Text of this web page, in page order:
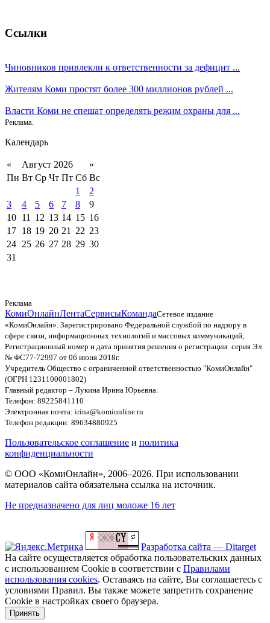
Ссылки
Чиновников привлекли к ответственности за дефицит ...
Жителям Коми простят более 300 миллионов рублей ...
Власти Коми не спешат определять режим охраны для ...
Реклама.
Календарь
« Август 2026
»
Пн Вт Ср Чт Пт Сб Вс
1
2
3
4 5 6 7 8
9
10 11 12 13 14 15 16
17 18 19 20 21 22 23
24 25 26 27 28 29 30
31
Реклама
КомиОнлайнЛентаСервисыКомандаСетевое издание
«КомиОнлайн». Зарегистрировано Федеральной службой по надзору в
сфере связи, информационных технологий и массовых коммуникаций;
Регистрационный номер и дата принятия решения о регистрации: серия Эл
№ ФС77-72997 от 06 июня 2018г.
Учредитель Общество с ограниченной ответственностью "КомиОнлайн"
(ОГРН 1231100001802)
Главный редактор – Лукина Ирина Юрьевна.
Телефон: 89225841110
Электронная почта: irina@komionline.ru
Телефон редакции: 89634880925
Пользовательское соглашение и политика
конфиденциальности
© ООО «КомиОнлайн», 2006–2026. При использовании
материалов сайта обязательна ссылка на источник.
Не предназначено для лиц моложе 16 лет
Разработка сайта — Ditarget
На сайте осуществляется обработка пользовательских данных
с использованием Cookie в соответствии с Правилами
использования cookies. Оставаясь на сайте, Вы соглашаетесь с
условиями Правил. Вы также можете запретить сохранение
Cookie в настройках своего браузера.
Принять